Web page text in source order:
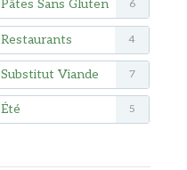
Pâtes Sans Gluten 6
Restaurants 4
Substitut Viande 7
Été 5